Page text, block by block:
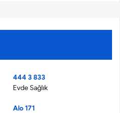
444 3 833
Evde Sağlık
Alo 171